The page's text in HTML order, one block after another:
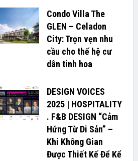
Condo Villa The
GLEN – Celadon
City: Trọn vẹn nhu
cầu cho thế hệ cư
dân tinh hoa
DESIGN VOICES
2025 | HOSPITALITY
. F&B DESIGN “Cảm
Hứng Từ Di Sản” –
Khi Không Gian
Được Thiết Kế Để Kể